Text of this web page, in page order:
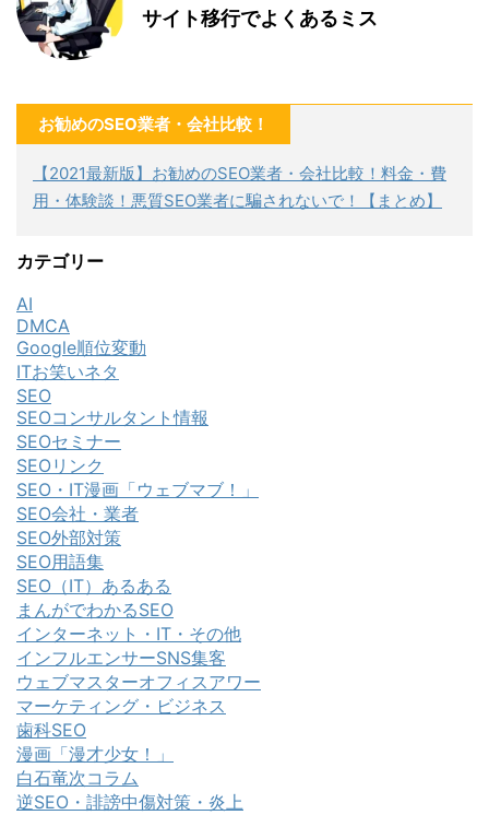
サイト移行でよくあるミス
お勧めのSEO業者・会社比較！
【2021最新版】お勧めのSEO業者・会社比較！料金・費
用・体験談！悪質SEO業者に騙されないで！【まとめ】
カテゴリー
AI
DMCA
Google順位変動
ITお笑いネタ
SEO
SEOコンサルタント情報
SEOセミナー
SEOリンク
SEO・IT漫画「ウェブマブ！」
SEO会社・業者
SEO外部対策
SEO用語集
SEO（IT）あるある
まんがでわかるSEO
インターネット・IT・その他
インフルエンサーSNS集客
ウェブマスターオフィスアワー
マーケティング・ビジネス
歯科SEO
漫画「漫才少女！」
白石竜次コラム
逆SEO・誹謗中傷対策・炎上